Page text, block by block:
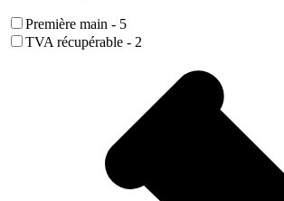
Première main - 5
TVA récupérable - 2